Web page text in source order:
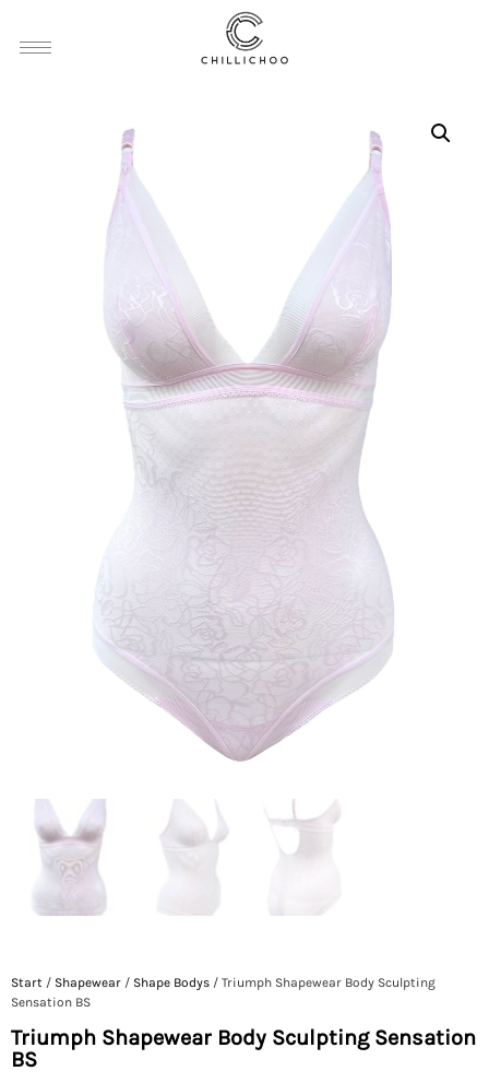
Start / Shapewear / Shape Bodys / Triumph Shapewear Body Sculpting
Sensation BS
Triumph Shapewear Body Sculpting Sensation
BS